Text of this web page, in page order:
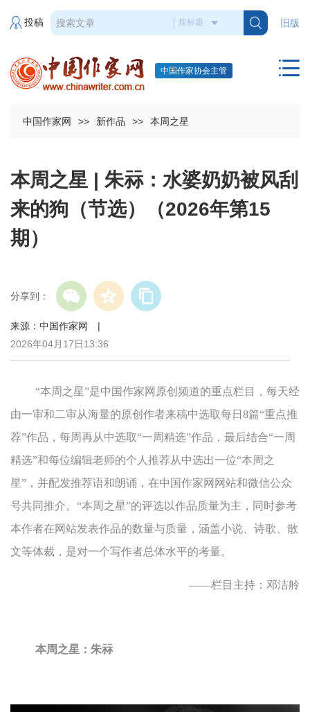
旧版
投稿
中国作家协会主管
中国作家网 >> 新作品 >> 本周之星
本周之星 | 朱祘：水婆奶奶被风刮
来的狗（节选）（2026年第15
期）
分享到：
来源：中国作家网 |
2026年04月17日13:36
“本周之星”是中国作家网原创频道的重点栏目，每天经
由一审和二审从海量的原创作者来稿中选取每日8篇“重点推
荐”作品，每周再从中选取“一周精选”作品，最后结合“一周
精选”和每位编辑老师的个人推荐从中选出一位“本周之
星”，并配发推荐语和朗诵，在中国作家网网站和微信公众
号共同推介。“本周之星”的评选以作品质量为主，同时参考
本作者在网站发表作品的数量与质量，涵盖小说、诗歌、散
文等体裁，是对一个写作者总体水平的考量。
——栏目主持：邓洁舲
本周之星：朱祘